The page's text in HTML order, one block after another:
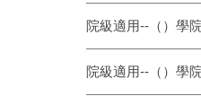
院級適用--（）學
院級適用--（）學